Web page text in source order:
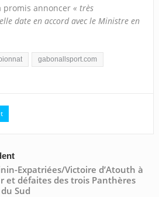
promis annoncer « très
date en accord avec le Ministre en
gabonallsport.com
Expatriées/Victoire d’Atouth à
et défaites des trois Panthères
Sud